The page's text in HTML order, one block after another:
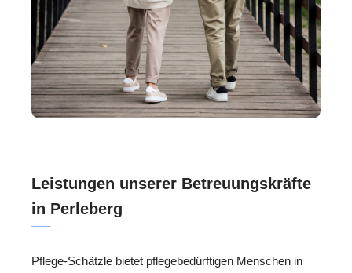
Leistungen unserer Betreuungskräfte
in Perleberg
Pflege-Schätzle bietet pflegebedürftigen Menschen in